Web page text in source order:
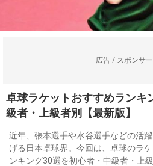
広告 / スポンサ
卓球ラケットおすすめランキ
級者・上級者別【最新版】
近年、張本選手や水谷選手などの活
げる日本卓球界。今回は、卓球のラ
ンキング30選を初心者・中級者・上